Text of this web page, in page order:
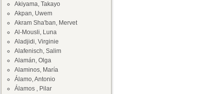
Akiyama, Takayo
Akpan, Uwem
Akram Sha'ban, Mervet
Al-Mousli, Luna
Aladjidi, Virginie
Alafenisch, Salim
Alamán, Olga
Alaminos, María
Álamo, Antonio
Álamos , Pilar